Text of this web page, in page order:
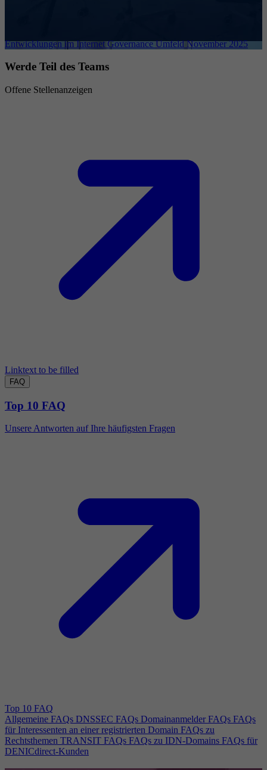
Entwicklungen im Internet Governance Umfeld November 2025
Werde Teil des Teams
Offene Stellenanzeigen
Linktext to be filled
FAQ
Top 10 FAQ
Unsere Antworten auf Ihre häufigsten Fragen
Top 10 FAQ
Allgemeine FAQs DNSSEC FAQs Domainanmelder FAQs FAQs
für Interessenten an einer registrierten Domain FAQs zu
Rechtsthemen TRANSIT FAQs FAQs zu IDN-Domains FAQs für
DENICdirect-Kunden